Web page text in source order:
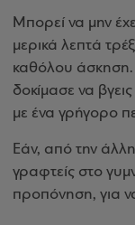
Μπορεί να μην
μερικά λεπτά
καθόλου άσκηση.
δοκίμασε να
με ένα γρήγορο
Εάν, από την
γραφτείς στο
προπόνηση, για